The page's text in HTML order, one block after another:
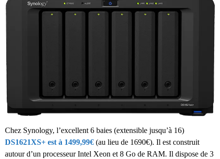
Chez Synology, l’excellent 6 baies (extensible jusqu’à 16)
DS1621XS+ est à 1499,99€ (au lieu de 1690€). Il est construit
autour d’un processeurIntel Xeon et8 Go de RAM. Il dispose de 3